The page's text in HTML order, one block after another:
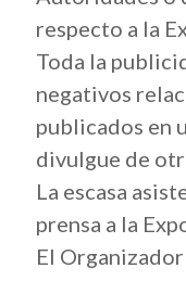
respecto a la
Toda la
negativos
publicados en
divulgue de
La escasa
prensa a la
El